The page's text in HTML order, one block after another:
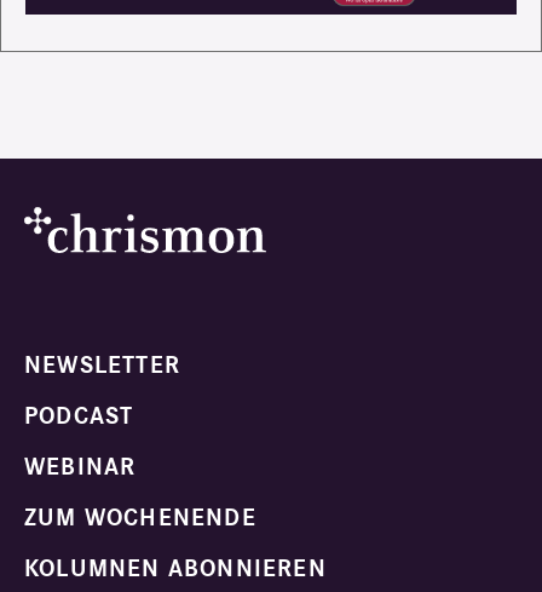
NEWSLETTER
PODCAST
WEBINAR
ZUM WOCHENENDE
KOLUMNEN ABONNIEREN